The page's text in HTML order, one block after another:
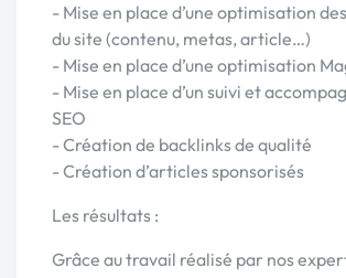
- Mise en place d’une optimisation
du site (contenu, metas, article…)
- Mise en place d’une optimisation
- Mise en place d’un suivi et
SEO
- Création de backlinks de qualité
- Création d’articles sponsorisés
Les résultats :
Grâce au travail réalisé par nos